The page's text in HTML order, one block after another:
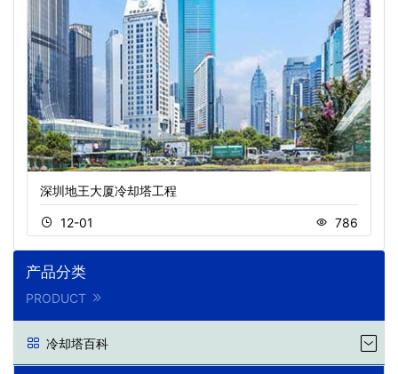
深圳地王大厦冷却塔工程
12-01 786
产品分类
PRODUCT
冷却塔百科